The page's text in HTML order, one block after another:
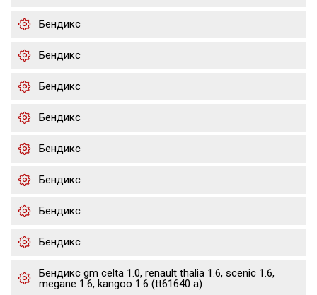
Бендикс
Бендикс
Бендикс
Бендикс
Бендикс
Бендикс
Бендикс
Бендикс
Бендикс gm celta 1.0, renault thalia 1.6, scenic 1.6,
megane 1.6, kangoo 1.6 (tt61640 a)